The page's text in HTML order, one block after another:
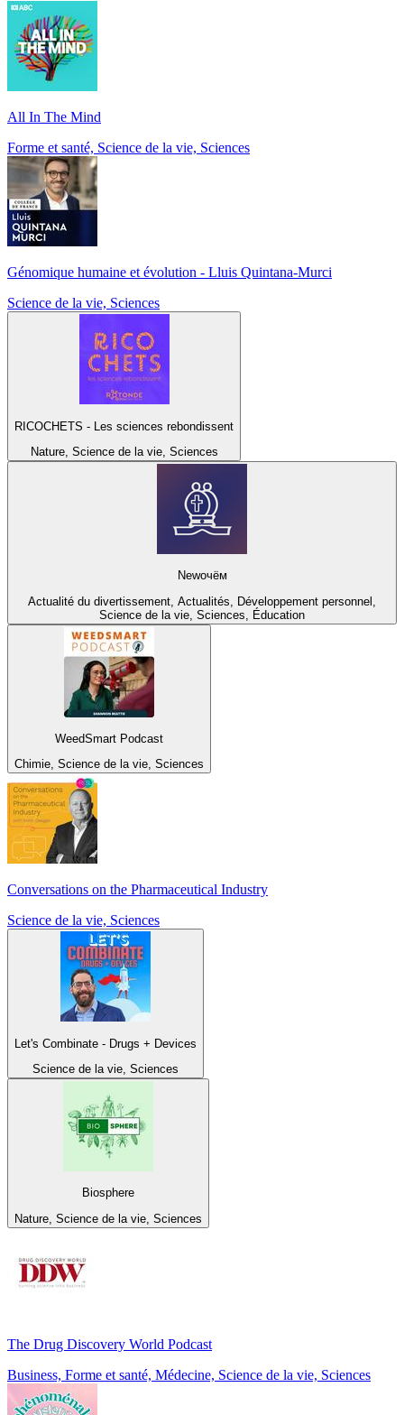
All In The Mind
Forme et santé, Science de la vie, Sciences
Génomique humaine et évolution - Lluis Quintana-Murci
Science de la vie, Sciences
RICOCHETS - Les sciences rebondissent
Nature, Science de la vie, Sciences
Newочём
Actualité du divertissement, Actualités, Développement personnel,
Science de la vie, Sciences, Éducation
WeedSmart Podcast
Chimie, Science de la vie, Sciences
Conversations on the Pharmaceutical Industry
Science de la vie, Sciences
Let's Combinate - Drugs + Devices
Science de la vie, Sciences
Biosphere
Nature, Science de la vie, Sciences
The Drug Discovery World Podcast
Business, Forme et santé, Médecine, Science de la vie, Sciences